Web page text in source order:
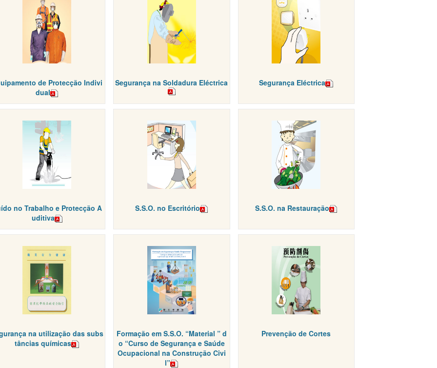
de Protecção Indivi
dual
Segurança na Soldadura Eléctrica Segurança Eléctrica
no Trabalho e Protecção A
uditiva
S.S.O. no Escritório S.S.O. na Restauração
na utilização das subs
tâncias químicas
Formação em S.S.O. “Material ” d
o “Curso de Segurança e Saúde
Ocupacional na Construção Civi
l”
Prevenção de Cortes